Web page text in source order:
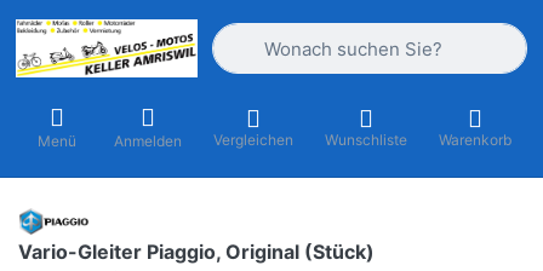
Geben Sie einen Suchbegriff ein.
Menü Anmelden Vergleichen Wunschliste Warenkorb
Vario-Gleiter Piaggio, Original (Stück)